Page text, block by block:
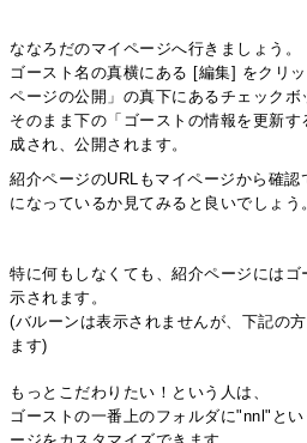
ななろだのマイページへ行きましょう。
ゴースト名の真横にある [編集] をクリ
ページの公開」の真下にあるチェックボ
そのまま下の「ゴーストの情報を更新
成され、公開されます。
紹介ページのURLもマイページから確
になっているか見てみると良いでしょう
特に何もしなくても、紹介ページには
示されます。
(バルーンは表示されませんが、下記の
ます)
もっとこだわりたい！という人は、
ゴーストの一番上のフォルダに"nnl"と